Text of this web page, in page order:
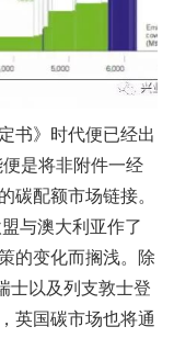
书》时代便已经出
是将非附件一经
碳配额市场链接。
与澳大利亚作了
的变化而搁浅。除
士以及列支敦士登
英国碳市场也将通